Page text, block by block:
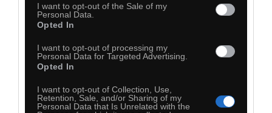
I want to opt-out of the Sale of my
Personal Data.
Opted In
I want to opt-out of processing my
Personal Data for Targeted Advertising.
Opted In
I want to opt-out of Collection, Use,
Retention, Sale, and/or Sharing of my
Personal Data that Is Unrelated with the
Złodziejstwo